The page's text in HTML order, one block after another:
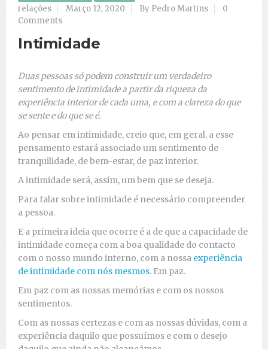
relações
Março 12, 2020 By Pedro Martins
0
Comments
Intimidade
Duas pessoas só podem construir um verdadeiro
sentimento de intimidade a partir da riqueza da
experiência interior de cada uma, e com a clareza do que
se sente e do que se é.
Ao pensar em intimidade, creio que, em geral, a esse
pensamento estará associado um sentimento de
tranquilidade, de bem-estar, de paz interior.
A intimidade será, assim, um bem que se deseja.
Para falar sobre intimidade é necessário compreender
a pessoa.
E a primeira ideia que ocorre é a de que a capacidade de
intimidade começa com a boa qualidade do contacto
com o nosso mundo interno, com a nossa experiência
de intimidade com nós mesmos. Em paz.
Em paz com as nossas memórias e com os nossos
sentimentos.
Com as nossas certezas e com as nossas dúvidas, com a
experiência daquilo que possuímos e com o desejo